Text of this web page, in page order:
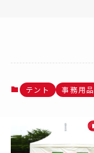
テント 事務用品